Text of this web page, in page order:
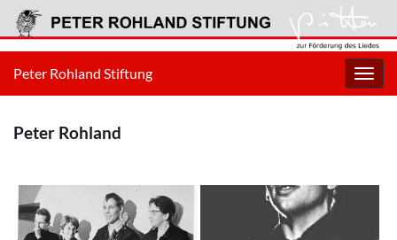
Peter Rohland Stiftung
Peter Rohland